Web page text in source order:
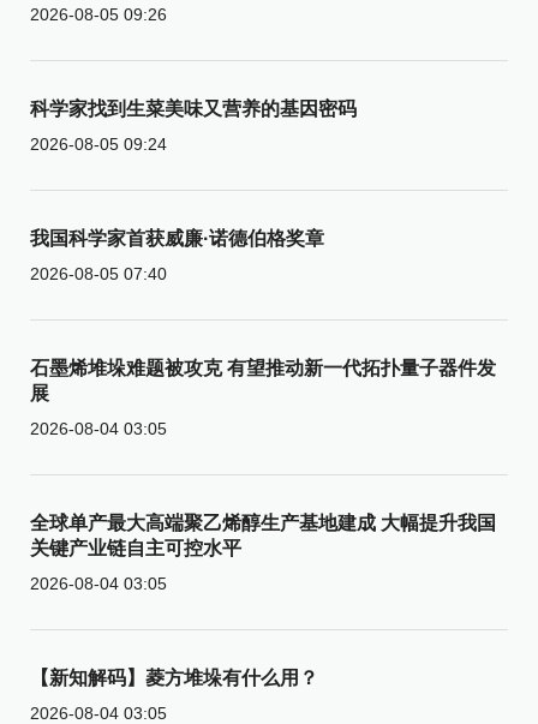
2026-08-05 09:26
科学家找到生菜美味又营养的基因密码
2026-08-05 09:24
我国科学家首获威廉·诺德伯格奖章
2026-08-05 07:40
石墨烯堆垛难题被攻克 有望推动新一代拓扑量子器件发
展
2026-08-04 03:05
全球单产最大高端聚乙烯醇生产基地建成 大幅提升我国
关键产业链自主可控水平
2026-08-04 03:05
【新知解码】菱方堆垛有什么用？
2026-08-04 03:05